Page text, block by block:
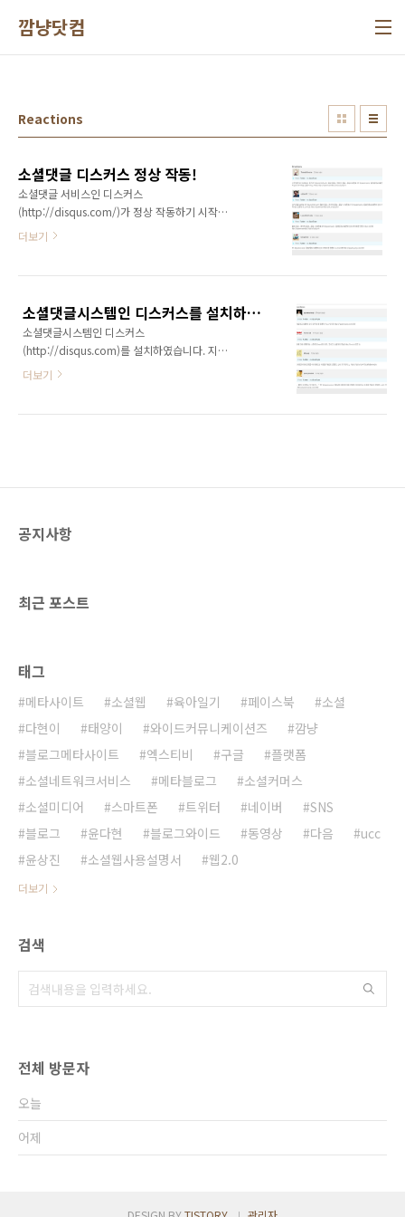
깜냥닷컴
Reactions
소셜댓글 디스커스 정상 작동!
소셜댓글 서비스인 디스커스
(http://disqus.com/)가 정상 작동하기 시작했
다. 시간이 필요했던 부분이었는지.. 아니면 설정
추가될 때마다 따라다니는 문제는 여전히 있지
만 이것때문에 블로그 메인을 티에디션이나 테
터데스크로 바꾸지는 않을 것이다. 디스커스가
좋은 점은 내 글이 트위터 등의 소셜미디어에서
있다는 점이다. 바로 'Reactions'라는 기능인데,
더보기
소셜댓글시스템인 디스커스를 설치하였습니다. 그런데 문제가... ㅠㅠ
소셜댓글시스템인 디스커스
(http://disqus.com)를 설치하였습니다. 지금
블로그 하단에 보시면 확인하실 수 있습니다. 그
인 것 같은데요... 소스를 변경해야 할 것 같습니
요? 이 Reacti..
더보기
공지사항
최근 포스트
태그
메타사이트 소셜웹 육아일기 페이스북
소셜
다현이
태양이 와이드커뮤니케이션즈
깜냥
블로그메타사이트
엑스티비 구글
플랫폼
소셜네트워크서비스
메타블로그
소셜커머스
소셜미디어
스마트폰 트위터 네이버
SNS
블로그
윤다현 블로그와이드 동영상 다음
ucc
윤상진
소셜웹사용설명서 웹2.0
더보기
검색
전체 방문자
오늘
어제